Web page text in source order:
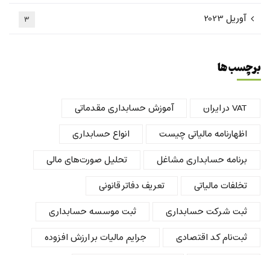
آوریل 2023 3
برچسب ها
VAT در ایران
آموزش حسابداری مقدماتی
اظهارنامه مالیاتی چیست
انواع حسابداری
برنامه حسابداری مشاغل
تحلیل صورت‌های مالی
تخلفات مالیاتی
تعریف دفاتر قانونی
ثبت شرکت حسابداری
ثبت موسسه حسابداری
ثبت‌نام کد اقتصادی
جرایم مالیات بر ارزش افزوده